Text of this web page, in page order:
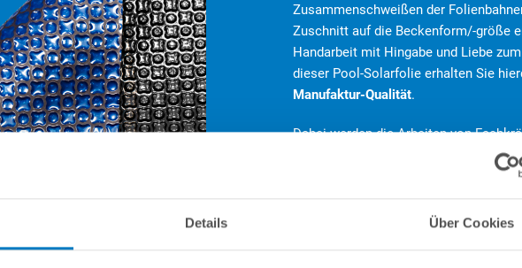
Details Über Cookies
Zusammenschweißen der
Zuschnitt auf die Beckenform/-größe
Handarbeit mit Hingabe und Liebe
dieser Pool-Solarfolie erhalten Sie
Manufaktur-Qualität.
Dabei werden die Arbeiten von
die teils auf jahrzehntelange
können. Der renommierte
einzigartige Produkt-Qualität, die